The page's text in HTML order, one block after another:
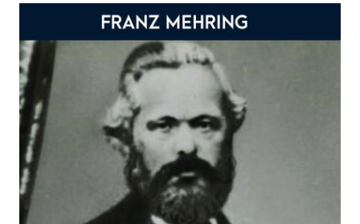
Karl Marx - Geschichte seines
Lebens
Zur Wunschliste hinzufügen
Von Franz Mehring
Verlag: Manifest 15.06.2021